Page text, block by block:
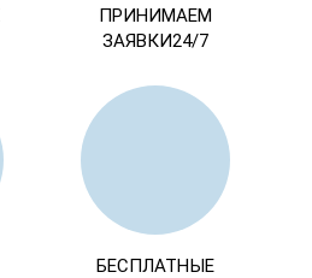
ПРИНИМАЕМ
ЗАЯВКИ24/7
БЕСПЛАТНЫЕ